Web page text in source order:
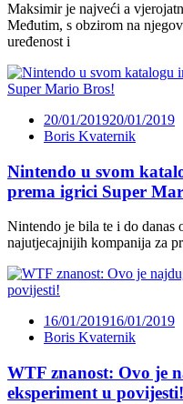
Maksimir je najveći a
Međutim, s obzirom na
uređenost i
20/01/201920/01/2019
Boris Kvaternik
Nintendo u svom
prema igrici Super
Nintendo je bila te i do danas
najutjecajnijih kompanija za
16/01/201916/01/2019
Boris Kvaternik
WTF znanost: Ovo je
eksperiment u povijesti!